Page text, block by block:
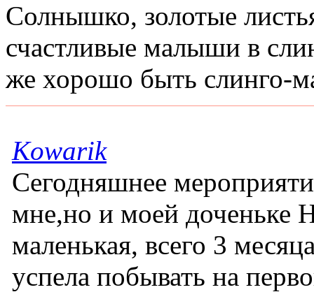
Солнышко, золотые
счастливые малыши в
же хорошо быть слинго-
Kowarik
Сегодняшнее
мне,но и моей доченьке
маленькая, всего 3
успела побывать на